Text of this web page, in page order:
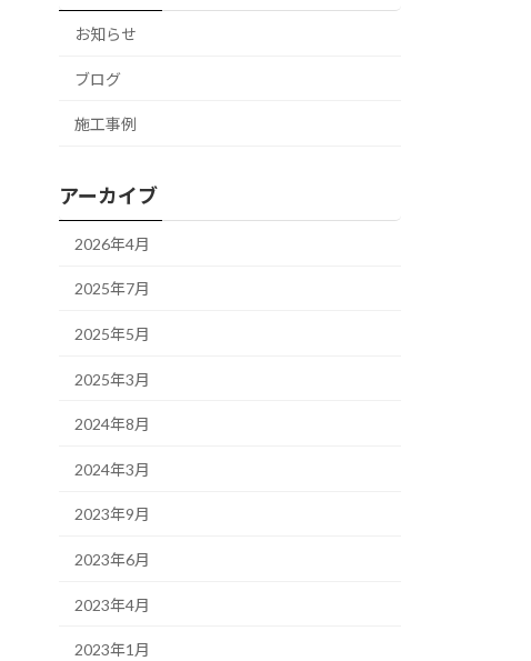
お知らせ
ブログ
施工事例
アーカイブ
2026年4月
2025年7月
2025年5月
2025年3月
2024年8月
2024年3月
2023年9月
2023年6月
2023年4月
2023年1月